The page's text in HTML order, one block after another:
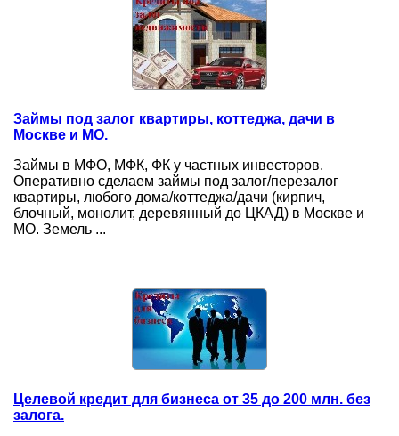
Займы под залог квартиры, коттеджа, дачи в
Москве и МО.
Займы в МФО, МФК, ФК у частных инвесторов.
Оперативно сделаем займы под залог/перезалог
квартиры, любого дома/коттеджа/дачи (кирпич,
блочный, монолит, деревянный до ЦКАД) в Москве и
МО. Земель ...
Целевой кредит для бизнеса от 35 до 200 млн. без
залога.